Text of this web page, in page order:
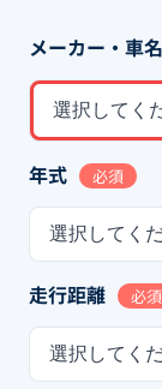
メーカー・車名
選択してく
年式 必須
選択してく
走行距離 必須
選択してく